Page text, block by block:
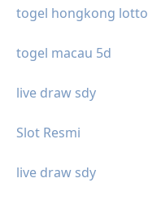
togel hongkong lotto
togel macau 5d
live draw sdy
Slot Resmi
live draw sdy